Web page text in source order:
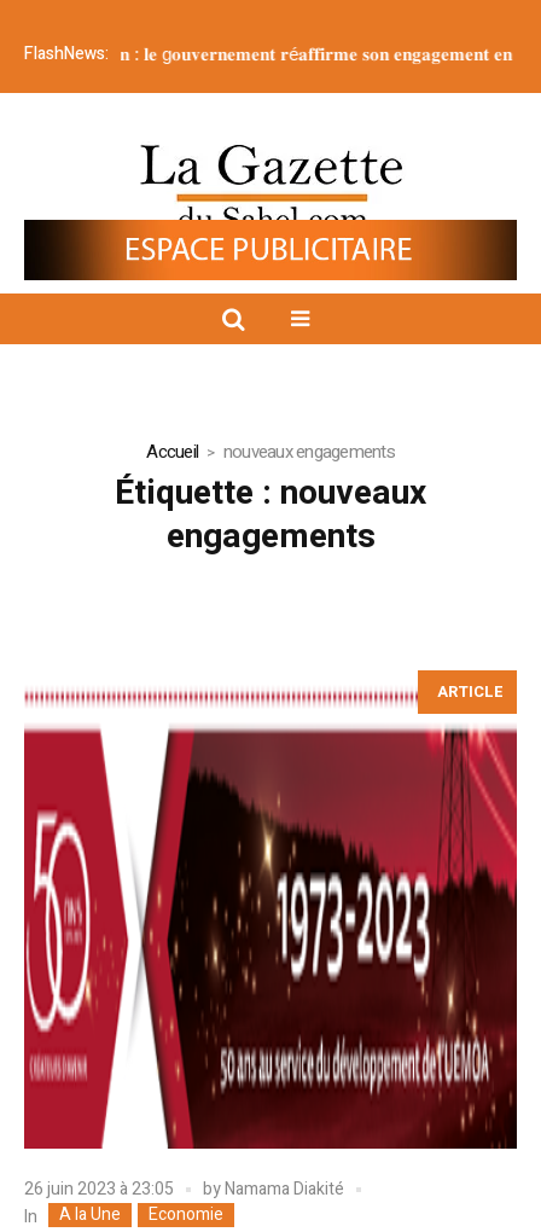
FlashNews:
𝐥𝐚 𝐍𝐚𝐭𝐢𝐨𝐧 : 𝐥𝐞 g𝐨𝐮𝐯𝐞𝐫𝐧𝐞𝐦𝐞𝐧𝐭 𝐫é𝐚𝐟𝐟𝐢𝐫𝐦𝐞 𝐬𝐨𝐧 𝐞𝐧𝐠𝐚𝐠𝐞𝐦𝐞𝐧𝐭 𝐞𝐧 𝐟𝐚𝐯𝐞𝐮𝐫
Accueil nouveaux engagements
Étiquette : nouveaux
engagements
ARTICLE
26 juin 2023 à 23:05 byNamama Diakité
In
A la Une Economie